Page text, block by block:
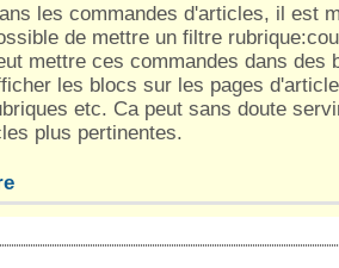
les commandes d'articles, il est
de mettre un filtre
mettre ces commandes dans des
les blocs sur les pages
etc. Ca peut sans doute
plus pertinentes.